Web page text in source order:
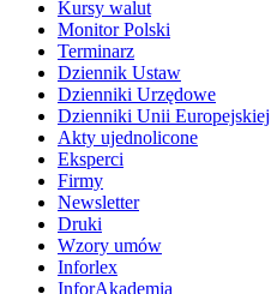
Kursy walut
Monitor Polski
Terminarz
Dziennik Ustaw
Dzienniki Urzędowe
Dzienniki Unii Europejskiej
Akty ujednolicone
Eksperci
Firmy
Newsletter
Druki
Wzory umów
Inforlex
InforAkademia